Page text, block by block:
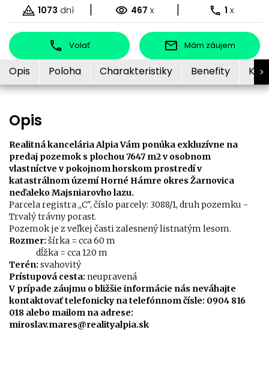
1073 dní | 467 x | 1 x
Volať Mám záujem
Opis Poloha Charakteristiky Benefity
Opis
Realitná kancelária Alpia Vám ponúka exkluzívne na
predaj pozemok s plochou 7647 m2 v osobnom
vlastníctve v pokojnom horskom prostredí v
katastrálnom území Horné Hámre okres Žarnovica
neďaleko Majsniarovho lazu.
Parcela registra ,,C", číslo parcely: 3088/1, druh pozemku -
Trvalý trávny porast.
Pozemok je z veľkej časti zalesnený listnatým lesom.
Rozmer: šírka = cca 60 m
dĺžka = cca 120 m
Terén: svahovitý
Prístupová cesta: neupravená
V prípade záujmu o bližšie informácie nás neváhajte
kontaktovať telefonicky na telefónnom čísle: 0904 816
018 alebo mailom na adrese:
miroslav.mares@realityalpia.sk